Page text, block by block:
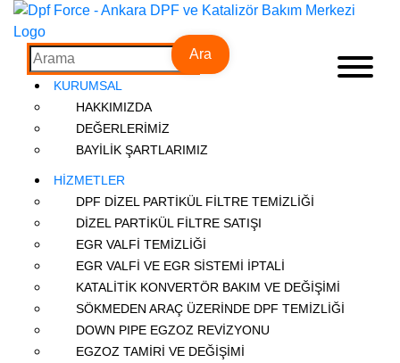
Ara
KURUMSAL
HAKKIMIZDA
DEĞERLERİMİZ
BAYİLİK ŞARTLARIMIZ
HİZMETLER
DPF DİZEL PARTİKÜL FİLTRE TEMİZLİĞİ
DİZEL PARTİKÜL FİLTRE SATIŞI
EGR VALFİ TEMİZLİĞİ
EGR VALFİ VE EGR SİSTEMİ İPTALİ
KATALİTİK KONVERTÖR BAKIM VE DEĞİŞİMİ
SÖKMEDEN ARAÇ ÜZERİNDE DPF TEMİZLİĞİ
DOWN PIPE EGZOZ REVİZYONU
EGZOZ TAMİRİ VE DEĞİŞİMİ